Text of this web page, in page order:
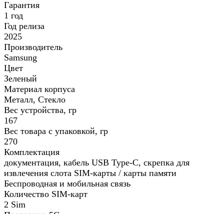
Гарантия
1 год
Год релиза
2025
Производитель
Samsung
Цвет
Зеленый
Материал корпуса
Металл, Стекло
Вес устройства, гр
167
Вес товара с упаковкой, гр
270
Комплектация
документация, кабель USB Type-C, скрепка для
извлечения слота SIM-карты / карты памяти
Беспроводная и мобильная связь
Количество SIM-карт
2 Sim